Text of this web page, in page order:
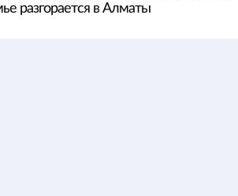
разгорается в Алматы